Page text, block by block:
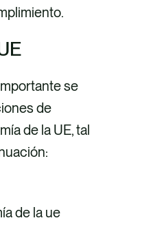
se
de
de la UE, tal